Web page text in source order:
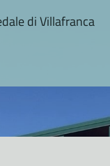
di Villafranca